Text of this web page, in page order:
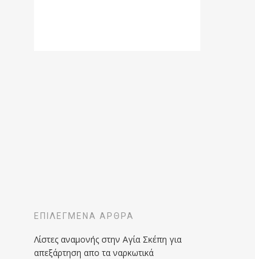
ΕΠΙΛΕΓΜΈΝΑ ΆΡΘΡΑ
Λίστες αναμονής στην Αγία Σκέπη για
απεξάρτηση απο τα ναρκωτικά